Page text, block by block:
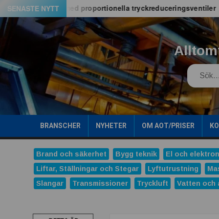
Hoppa
till
innehåll
SENASTE NYTT
serien med proportionella tryckreduceringsventiler
Search
BRANSCHER NYHETER OM AOT/PRISER
Brand och säkerhet Bygg teknik El och
Liftar, Ställningar och Stegar
Lyftutrustning
Slangar
Transmissioner Tryckluft Vatten och